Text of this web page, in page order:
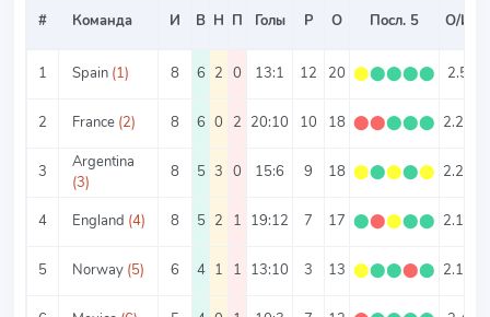
# Команда И В Н П Голы Р О Посл. 5 О/И
1 Spain (1) 8 6 2 0 13:1 12 20 ⬤⬤⬤⬤⬤ 2.5
2 France (2) 8 6 0 2 20:10 10 18 ⬤⬤⬤⬤⬤ 2.25
3
Argentina
(3)
8 5 3 0 15:6 9 18 ⬤⬤⬤⬤⬤ 2.25
4 England (4) 8 5 2 1 19:12 7 17 ⬤⬤⬤⬤⬤ 2.13
5 Norway (5) 6 4 1 1 13:10 3 13 ⬤⬤⬤⬤⬤ 2.17